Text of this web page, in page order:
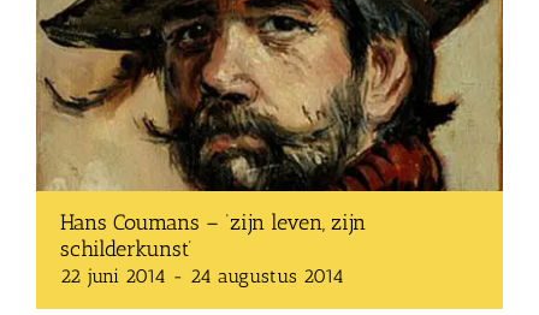
Shop
Over Ons
BEZOEK
Hans Coumans – ‘zijn leven, zijn
schilderkunst’
22 juni 2014 - 24 augustus 2014